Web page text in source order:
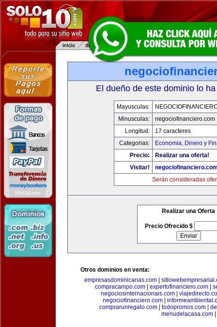
El dueño de este dominio lo
Mayusculas:
Minusculas:
negociofinanciero.com
Longitud:
17 caracteres
Categorias:
Economia, Dinero y
Precio:
Realizar una oferta!
Visitar!
Serán consideradas
Realizar una Oferta
Precio Ofrecido $
Otros dominios en venta:
empresasdominicanas.com|
compracampo.com| expertofinanciero.com|
negociosinternacionais.com
negociofinanciero.com
comprarunregalo.com| todopromos.com|
menudelacasa.com|